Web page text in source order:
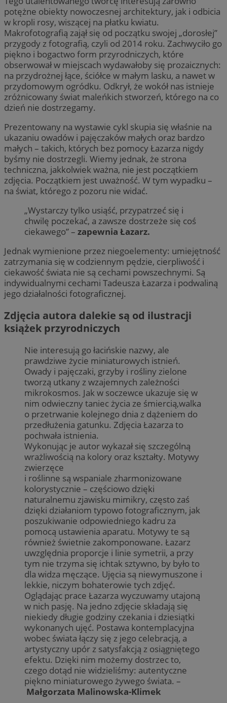
potężne obiekty nowoczesnej architektury, jak i odbicia
w kropli rosy, wiszącej na płatku kwiatu.
Makrofotografią zajął się od początku swojej „dorosłej”
przygody z fotografią, czyli od 2014 roku. Zachwyciło go
piękno i bogactwo form przyrodniczych, które
obserwował w miejscach wydawałoby się prozaicznych:
na przydrożnej łące, ściółce w małym lasku, a nawet w
przydomowym ogródku. Odkrył, że wokół nas istnieje
zróżnicowany świat maleńkich stworzeń, którego na co
dzień nie dostrzegamy.
Prezentowany na wystawie cykl skupia się właśnie na
ukazaniu owadów i pajęczaków małych oraz bardzo
małych – takich, których bez pomocy Łazarza nigdy
byśmy nie dostrzegli. Wiemy jednak, że strona
techniczna, jakkolwiek ważna, nie jest początkiem
zdjęcia. Początkiem jest uważność. W tym wypadku –
na świat, którego z pozoru nie widać.
„Wystarczy tylko usiąść, przypatrzeć się i
chwilę poczekać, a zawsze dostrzeże się coś
ciekawego” – zapewnia Łazarz.
Jednak wymienione przez niegoelementy: umiejętność
zatrzymania się w codziennym pędzie, cierpliwość i
ciekawość świata nie są cechami powszechnymi. Są
indywidualnymi cechami Tadeusza Łazarza i podwaliną
jego działalności fotograficznej.
Zdjęcia autora dalekie są od ilustracji
książek przyrodniczych
Nie interesują go łacińskie nazwy, ale
prawdziwe życie miniaturowych istnień.
Owady i pajęczaki, grzyby i rośliny zielone
tworzą utkany z wzajemnych zależności
mikrokosmos. Jak w soczewce ukazuje się w
nim odwieczny taniec życia ze śmiercią,walka
o przetrwanie kolejnego dnia z dążeniem do
przedłużenia gatunku. Zdjęcia Łazarza to
pochwała istnienia.
Wykonując je autor wykazał się szczególną
wrażliwością na kolory oraz kształty. Motywy
zwierzęce
i roślinne są wspaniale zharmonizowane
kolorystycznie – częściowo dzięki
naturalnemu zjawisku mimikry, często zaś
dzięki działaniom typowo fotograficznym, jak
poszukiwanie odpowiedniego kadru za
pomocą ustawienia aparatu. Motywy te są
również świetnie zakomponowane. Łazarz
uwzględnia proporcje i linie symetrii, a przy
tym nie trzyma się ichtak sztywno, by było to
dla widza męczące. Ujęcia są niewymuszone i
lekkie, niczym bohaterowie tych zdjęć.
Oglądając prace Łazarza wyczuwamy utajoną
w nich pasję. Na jedno zdjęcie składają się
niekiedy długie godziny czekania i dziesiątki
wykonanych ujęć. Postawa kontemplacyjna
wobec świata łączy się z jego celebracją, a
artystyczny upór z satysfakcją z osiągniętego
efektu. Dzięki nim możemy dostrzec to,
czego dotąd nie widzieliśmy: autentyczne
piękno miniaturowego żywego świata. –
Małgorzata Malinowska-Klimek